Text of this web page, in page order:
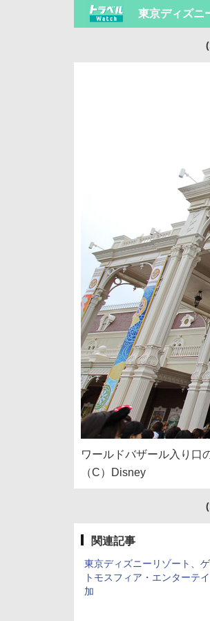
東京ディズニ
ワールドバザール入り口
（C）Disney
関連記事
東京ディズニーリゾート、
トモスフィア・エンターテ
加